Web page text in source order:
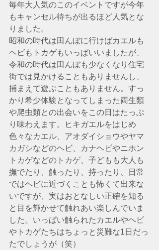
毎年大人気のこのイベントですが今年
もキャンセル待ちが出るほど人気とな
りました。
昭和の時代は田んぼに行けばカエルも
ヘビもトカゲもいっぱいいましたが、
令和の時代は田んぼも少なくなり住宅
街では見かけることもありませんし、
捕まえて遊ぶこともありません。すっ
かり希少体験となってしまった両生類
や爬虫類との出会いをこの日はたっぷ
り味わえます。ヒキガエルをはじめ
色々なカエル、アオダイショウやヤマ
カガシなどのヘビ、カナヘビやニホン
トカゲなどのトカゲ、子どもも大人も
撫でたり、触ったり、持ったり、日常
ではヘビに近づくことも怖くて出来な
いですが、実はおとなしい正確を知る
と目を輝かせて触れあい楽しんでいま
した。いっぱい触られたカエルやヘビ
やトカゲたちはちょっと災難な1日だっ
たでしょうが（笑）